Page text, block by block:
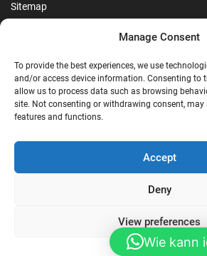
Manage Consent
To provide the best experiences, we use
and/or access device information. Consenting to
allow us to process data such as browsing
site. Not consenting or withdrawing consent, may
features and functions.
Accept
Deny
View preferences
Sitemap
G Google Reviews
reviews
Wie kann